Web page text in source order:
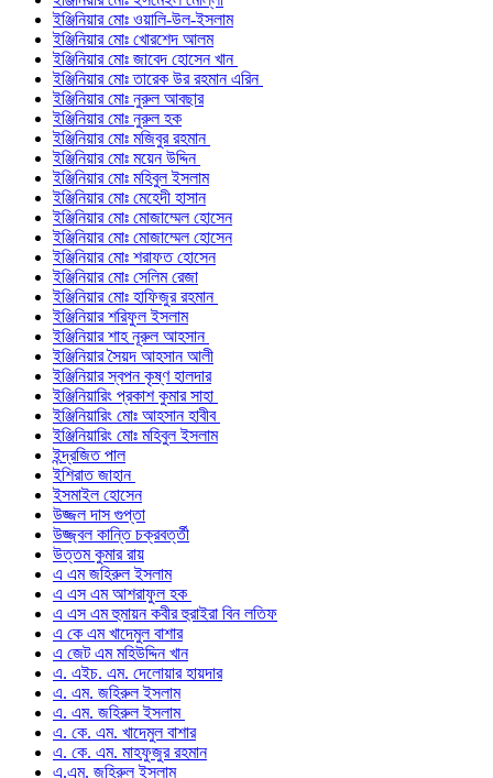
ইঞ্জিনিয়ার মোঃ ওয়ালি-উল-ইসলাম
ইঞ্জিনিয়ার মোঃ খোরশেদ আলম
ইঞ্জিনিয়ার মোঃ জাবেদ হোসেন খান
ইঞ্জিনিয়ার মোঃ তারেক উর রহমান এরিন
ইঞ্জিনিয়ার মোঃ নুরুল আবছার
ইঞ্জিনিয়ার মোঃ নুরুল হক
ইঞ্জিনিয়ার মোঃ মজিবুর রহমান
ইঞ্জিনিয়ার মোঃ ময়েন উদ্দিন
ইঞ্জিনিয়ার মোঃ মহিবুল ইসলাম
ইঞ্জিনিয়ার মোঃ মেহেদী হাসান
ইঞ্জিনিয়ার মোঃ মোজাম্মেল হোসেন
ইঞ্জিনিয়ার মোঃ মোজাম্মেল হোসেন
ইঞ্জিনিয়ার মোঃ শরাফত হোসেন
ইঞ্জিনিয়ার মোঃ সেলিম রেজা
ইঞ্জিনিয়ার মোঃ হাফিজুর রহমান
ইঞ্জিনিয়ার শরিফুল ইসলাম
ইঞ্জিনিয়ার শাহ নূরুল আহসান
ইঞ্জিনিয়ার সৈয়দ আহসান আলী
ইঞ্জিনিয়ার স্বপন কৃষ্ণ হালদার
ইঞ্জিনিয়ারিং প্রকাশ কুমার সাহা
ইঞ্জিনিয়ারিং মোঃ আহসান হাবীব
ইঞ্জিনিয়ারিং মোঃ মহিবুল ইসলাম
ইন্দ্রজিত পাল
ইশিরাত জাহান
ইসমাইল হোসেন
উজ্জল দাস গুপ্তা
উজ্জ্বল কান্তি চক্রবর্ত্তী
উত্তম কুমার রায়
এ এম জহিরুল ইসলাম
এ এস এম আশরাফুল হক
এ এস এম হুমায়ন কবীর হুরাইরা বিন লতিফ
এ কে এম খাদেমুল বাশার
এ জেট এম মহিউদ্দিন খান
এ. এইচ. এম. দেলোয়ার হায়দার
এ. এম. জহিরুল ইসলাম
এ. এম. জহিরুল ইসলাম
এ. কে. এম. খাদেমুল বাশার
এ. কে. এম. মাহফুজুর রহমান
এ.এম. জহিরুল ইসলাম